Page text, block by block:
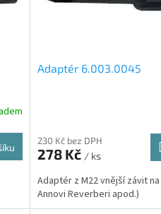
Adaptér 6.003.0045
230 Kč bez DPH
278 Kč / ks
Adaptér z M22 vnější závit
Annovi Reverberi apod.)